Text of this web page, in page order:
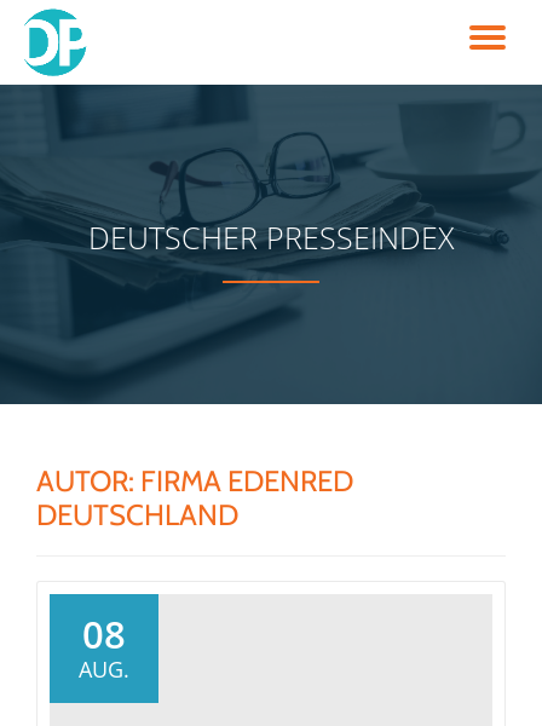
Skip
to
DEUTSCHER PRESSEINDEX
AUTOR: FIRMA EDENRED
DEUTSCHLAND
08
AUG.